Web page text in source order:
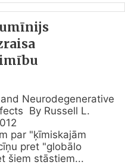
Neurodegenerative
By Russell L.
par "ķīmiskajām
pret "globālo
šiem stāstiem...